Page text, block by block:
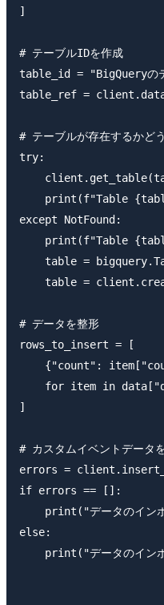
]
# テーブルIDを作成
table_id = "BigQueryの
table_ref =
# テーブルが存在するかど
try:
print(f"Table
except NotFound:
print(f"Table
table =
table =
# データを整形
rows_to_insert = [
{"count":
for item in
]
# カスタムイベントデータ
errors =
if errors == []:
print("データのイン
else:
print("データのイン